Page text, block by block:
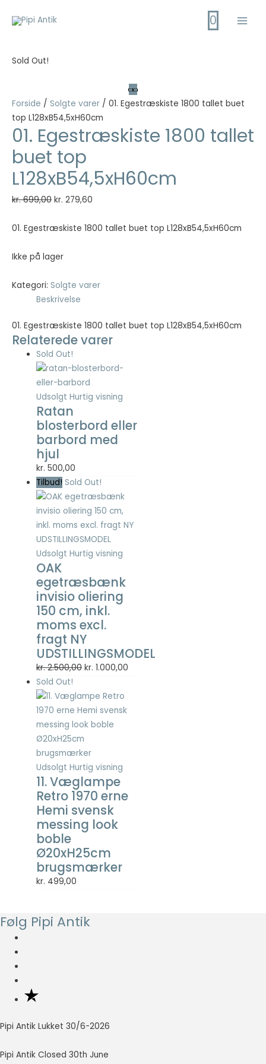
0
Sold Out!
Forside / Solgte varer / 01. Egestræskiste 1800 tallet buet
top L128xB54,5xH60cm
01. Egestræskiste 1800 tallet
buet top
L128xB54,5xH60cm
kr.699,00 Den
pris
kr. 699,00.
kr. 279,60
pris
01. Egestræskiste 1800 tallet buet top L128xB54,5xH60cm
Ikke på lager
Kategori: Solgte varer
Beskrivelse
01. Egestræskiste 1800 tallet buet top L128xB54,5xH60cm
Relaterede varer
Sold Out!
Udsolgt Hurtig visning
Ratan
blosterbord eller
barbord med
hjul
kr. 500,00
Tilbud! Sold Out!
Udsolgt Hurtig visning
OAK
egetræsbænk
invisio oliering
150 cm, inkl.
moms excl.
fragt NY
UDSTILLINGSMODEL
kr.2.500,00 Den
pris
var:
kr. 2.500,00.
kr. 1.000,00
Sold Out!
Udsolgt Hurtig visning
11. Væglampe
Retro 1970 erne
Hemi svensk
messing look
boble
Ø20xH25cm
brugsmærker
kr. 499,00
Følg Pipi Antik
Pipi Antik Lukket 30/6-2026
Pipi Antik Closed 30th June
Nødvendig
cookies hjælper
med at gøre en
hjemmeside
brugbar ved at
aktivere
grundlæggende
funktioner
såsom side-
navigation og
adgang til sikre
områder af
hjemmesiden.
Hjemmesiden
kan ikke fungere
ordentligt uden
disse cookies.
Statistisk
Statistisk
cookies
hjælper
webstedsejere
med at forstå,
hvordan de
besøgende
interagerer
hjemmesider
ved at
indsamle og
rapportere
oplysninger
Oplevelse
For at vores
hjemmeside
skal fungere
så godt som
muligt under
dit besøg.
Hvis du
nægter disse
cookies,
forsvinder en
hjemmesiden.
cookies
bruges til at
besøgende
Hensigten er